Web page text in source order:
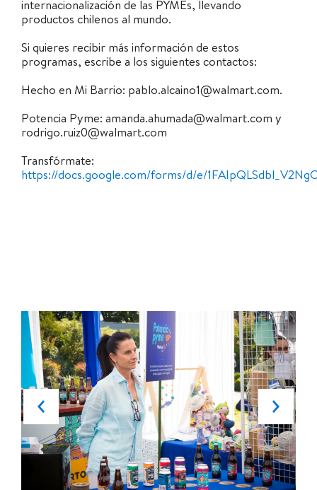
internacionalización de las PYMEs, llevando
productos chilenos al mundo.
Si quieres recibir más información de estos
programas, escribe a los siguientes contactos:
Hecho en Mi Barrio: pablo.alcaino1@walmart.com.
Potencia Pyme: amanda.ahumada@walmart.com y
rodrigo.ruiz0@walmart.com
Transfórmate:
https://docs.google.com/forms/d/e/